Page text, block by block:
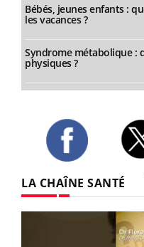
Bébés, jeunes enfants :
les vacances ?
Syndrome métabolique :
physiques ?
LA CHAÎNE SANTÉ